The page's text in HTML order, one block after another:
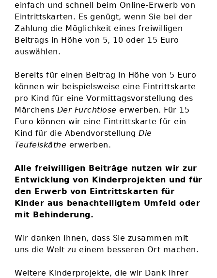
einfach und schnell beim Online-Erwerb von
Eintrittskarten. Es genügt, wenn Sie bei der
Zahlung die Möglichkeit eines freiwilligen
Beitrags in Höhe von 5, 10 oder 15 Euro
auswählen.
Bereits für einen Beitrag in Höhe von 5 Euro
können wir beispielsweise eine Eintrittskarte
pro Kind für eine Vormittagsvorstellung des
Märchens Der Furchtlose erwerben. Für 15
Euro können wir eine Eintrittskarte für ein
Kind für die Abendvorstellung Die
Teufelskäthe erwerben.
Alle freiwilligen Beiträge nutzen wir zur
Entwicklung von Kinderprojekten und für
den Erwerb von Eintrittskarten für
Kinder aus benachteiligtem Umfeld oder
mit Behinderung.
Wir danken Ihnen, dass Sie zusammen mit
uns die Welt zu einem besseren Ort machen.
Weitere Kinderprojekte, die wir Dank Ihrer